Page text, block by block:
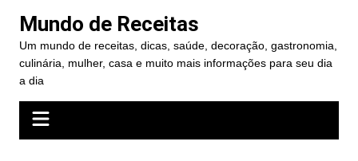
para
conteúdo
Mundo de Receitas
Um mundo de receitas, dicas, saúde, decoração, gastronomia,
culinária, mulher, casa e muito mais informações para seu dia
a dia